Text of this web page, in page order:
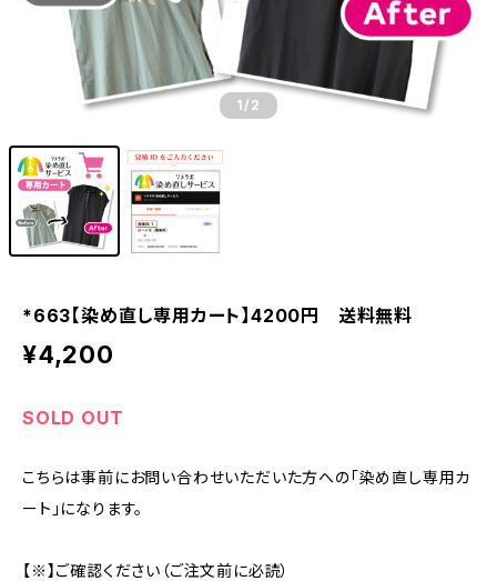
1 /2
*663【染め直し専用カート】4200円 送料無料
¥4,200
SOLD OUT
こちらは事前にお問い合わせいただいた方への「染め直し専用カ
ート」になります。
【※】ご確認ください（ご注文前に必読）